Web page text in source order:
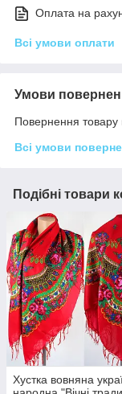
Оплата на
Всі умови оплати
Умови
Повернення товару
Всі умови
Подібні товари
Хустка вовняна